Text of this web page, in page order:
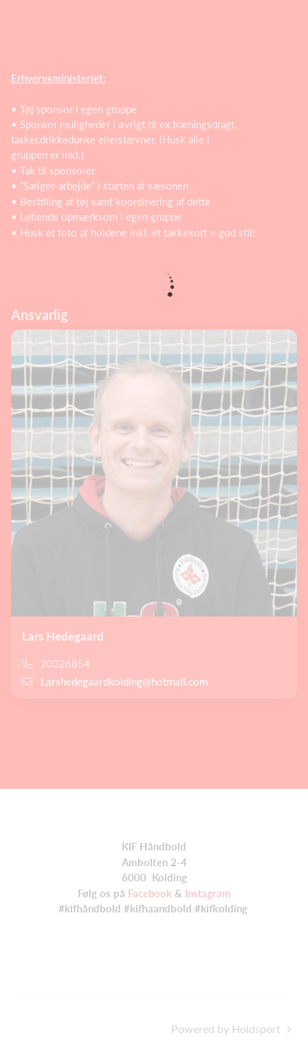
Erhvervsministeriet:
• Tøj sponsor i egen gruppe
• Sponsor muligheder i øvrigt til ex.træningsdragt,
tasker,drikkedunke ellerstævner. (Husk alle i
gruppen er inkl.)
• Tak til sponsorer.
• ”Sælger-arbejde” i starten af sæsonen
• Bestilling af tøj samt koordinering af dette
• Løbende opmærksom i egen gruppe
• Husk et foto af holdene inkl. et takkekort = god stil!
Ansvarlig
Lars Hedegaard
20326854
Larshedegaardkolding@hotmail.com
KIF Håndbold
Ambolten 2-4
6000 Kolding
Følg os på Facebook & Instagram
#kifhåndbold #kifhaandbold #kifkolding
Powered by Holdsport